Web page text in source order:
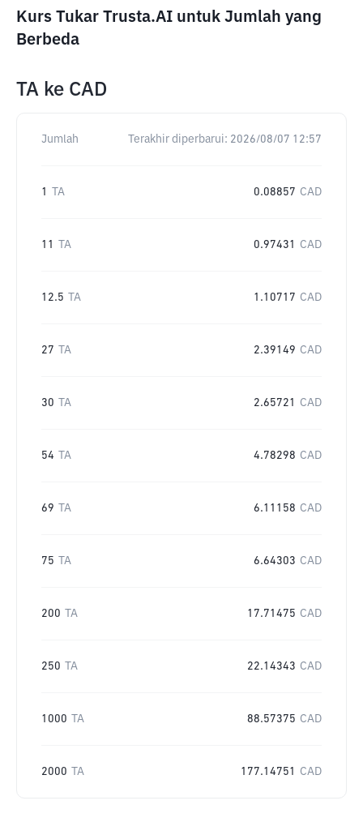
Kurs Tukar Trusta.AI untuk Jumlah yang
Berbeda
TA ke CAD
Jumlah Terakhir diperbarui: 2026/08/07 12:57
1 TA 0.08857 CAD
11 TA 0.97431 CAD
12.5 TA 1.10717 CAD
27 TA 2.39149 CAD
30 TA 2.65721 CAD
54 TA 4.78298 CAD
69 TA 6.11158 CAD
75 TA 6.64303 CAD
200 TA 17.71475 CAD
250 TA 22.14343 CAD
1000 TA 88.57375 CAD
2000 TA 177.14751 CAD